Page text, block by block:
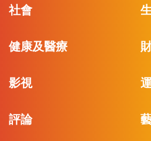
社會
健康及醫療
影視
評論